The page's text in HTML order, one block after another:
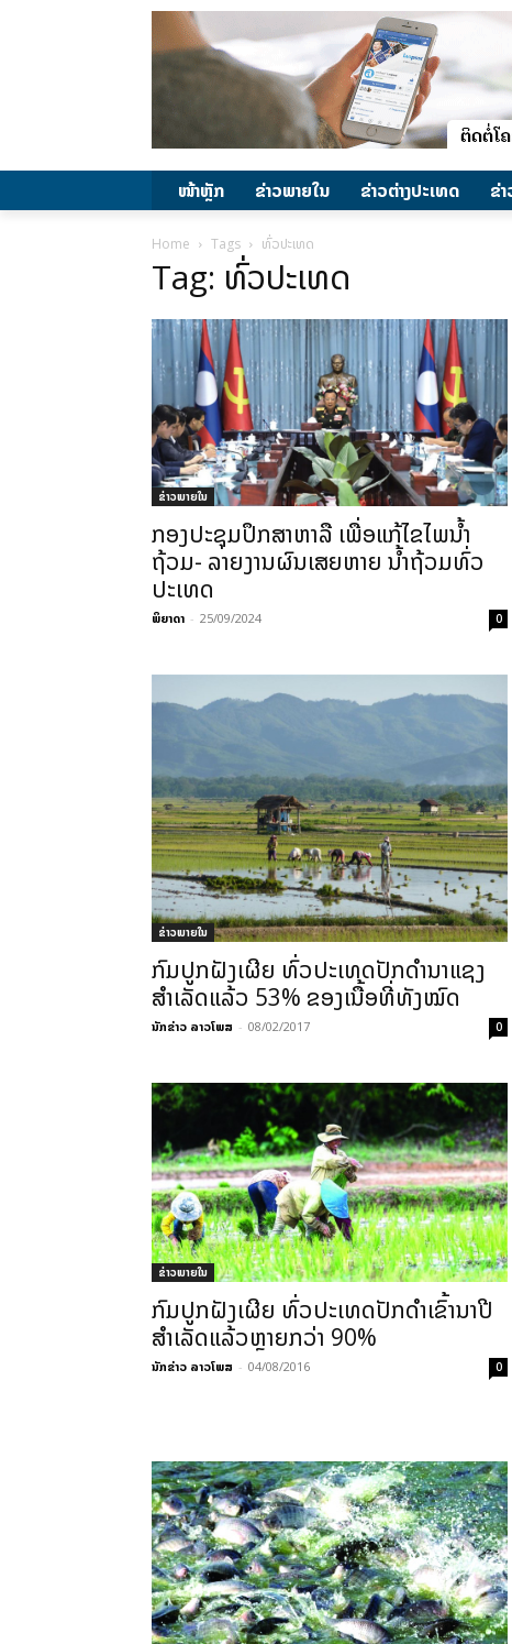
ໜ້າຫຼັກ ຂ່າວພາຍ​ໃນ ຂ່າວຕ່າງປະເທດ ຂ່
Home Tags ທົ່ວປະເທດ
Tag: ທົ່ວປະເທດ
ຂ່າວພາຍ​ໃນ
ກອງປະຊຸມປຶກສາຫາລື ເພື່ອແກ້ໄຂໄພນໍ້າ
ຖ້ວມ- ລາຍງານຜົນເສຍຫາຍ ນໍ້າຖ້ວມທົ່ວ
ປະເທດ
ພິຍາດາ - 25/09/2024 0
ຂ່າວພາຍ​ໃນ
ກົມປູກຝັງເຜີຍ ທົ່ວປະເທດປັກດຳນາແຊງ
ສຳເລັດແລ້ວ 53% ຂອງເນື້ອທີ່ທັງໝົດ
ນັກຂ່າວ ລາວໂພສ - 08/02/2017 0
ຂ່າວພາຍ​ໃນ
ກົມປູກຝັງເຜີຍ ທົ່ວປະເທດປັກດຳເຂົ້ານາປີ
ສຳເລັດແລ້ວຫຼາຍກວ່າ 90%
ນັກຂ່າວ ລາວໂພສ - 04/08/2016 0